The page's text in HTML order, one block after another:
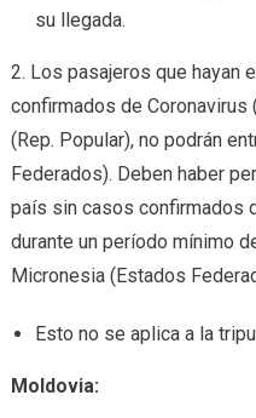
su llegada.
2. Los pasajeros que hayan
confirmados de Coronavirus
(Rep. Popular), no podrán
Federados). Deben haber
país sin casos confirmados
durante un período mínimo
Micronesia (Estados
Esto no se aplica a la
Moldovia: